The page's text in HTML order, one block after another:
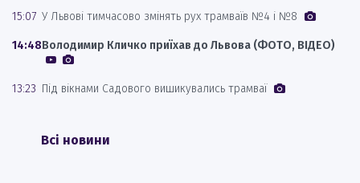
15:07 У Львові тимчасово змінять рух трамваїв №4 і №8
14:48Володимир Кличко приїхав до Львова (ФОТО, ВІДЕО)
13:23 Під вікнами Садового вишикувались трамваї
Всі новини